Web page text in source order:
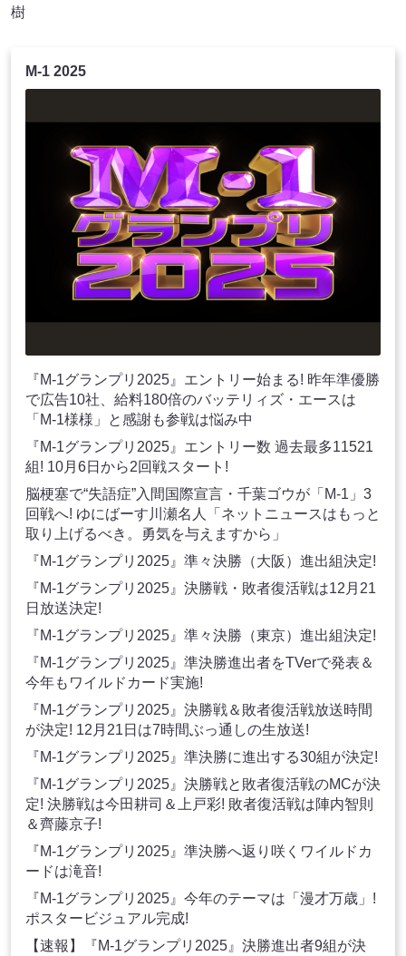
樹
M-1 2025
『M-1グランプリ2025』エントリー始まる! 昨年準優勝
で広告10社、給料180倍のバッテリィズ・エースは
「M-1様様」と感謝も参戦は悩み中
『M-1グランプリ2025』エントリー数 過去最多11521
組! 10月6日から2回戦スタート!
脳梗塞で“失語症”入間国際宣言・千葉ゴウが「M-1」3
回戦へ! ゆにばーす川瀬名人「ネットニュースはもっと
取り上げるべき。勇気を与えますから」
『M-1グランプリ2025』準々決勝（大阪）進出組決定!
『M-1グランプリ2025』決勝戦・敗者復活戦は12月21
日放送決定!
『M-1グランプリ2025』準々決勝（東京）進出組決定!
『M-1グランプリ2025』準決勝進出者をTVerで発表＆
今年もワイルドカード実施!
『M-1グランプリ2025』決勝戦＆敗者復活戦放送時間
が決定! 12月21日は7時間ぶっ通しの生放送!
『M-1グランプリ2025』準決勝に進出する30組が決定!
『M-1グランプリ2025』決勝戦と敗者復活戦のMCが決
定! 決勝戦は今田耕司＆上戸彩! 敗者復活戦は陣内智則
＆齊藤京子!
『M-1グランプリ2025』準決勝へ返り咲くワイルドカ
ードは滝音!
『M-1グランプリ2025』今年のテーマは「漫才万歳」!
ポスタービジュアル完成!
【速報】『M-1グランプリ2025』決勝進出者9組が決